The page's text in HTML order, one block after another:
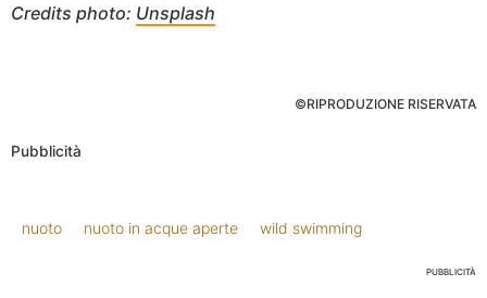
Credits photo: Unsplash
©RIPRODUZIONE RISERVATA
Pubblicità
nuoto nuoto in acque aperte wild swimming
PUBBLICITÀ